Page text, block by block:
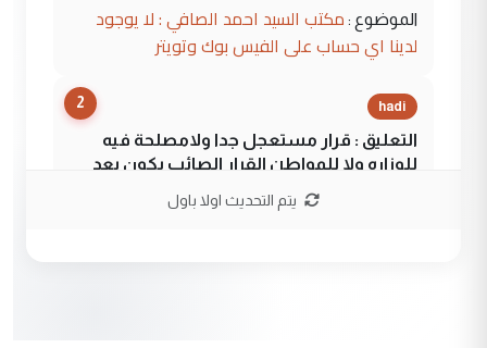
الموضوع : مكتب السيد احمد الصافي : لا يوجود
لدينا اي حساب على الفيس بوك وتويتر
2 hadi
التعليق : قرار مستعجل جدا ولامصلحة فيه
للوزاره ولا للمواطن القرار الصائب يكون بعد
يتم التحديث اولا باول